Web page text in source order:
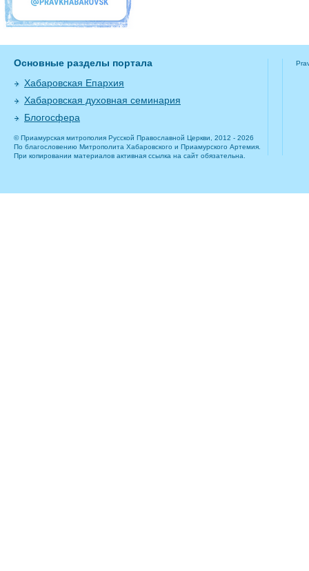
Основные разделы портала
Хабаровская Епархия
Хабаровская духовная семинария
Блогосфера
© Приамурская митрополия Русской Православной Церкви, 2012 - 2026
По благословению Митрополита Хабаровского и Приамурского Артемия.
При копировании материалов активная ссылка на сайт обязательна.